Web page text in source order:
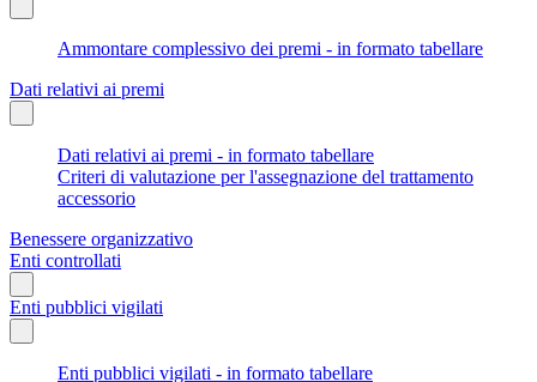
Ammontare complessivo dei premi - in formato tabellare
Dati relativi ai premi
Dati relativi ai premi - in formato tabellare
Criteri di valutazione per l'assegnazione del trattamento
accessorio
Benessere organizzativo
Enti controllati
Enti pubblici vigilati
Enti pubblici vigilati - in formato tabellare